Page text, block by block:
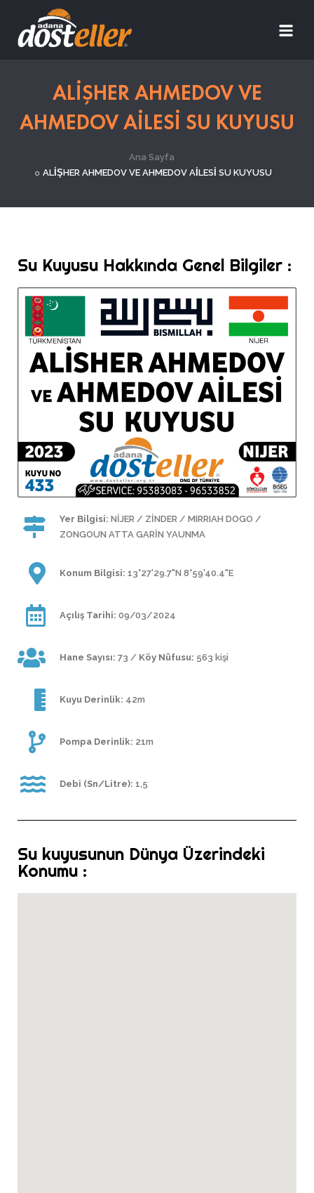
ALİŞHER AHMEDOV VE
AHMEDOV AİLESİ SU KUYUSU
Ana Sayfa
ALİŞHER AHMEDOV VE AHMEDOV AİLESİ SU KUYUSU
Su Kuyusu Hakkında Genel Bilgiler :
Yer Bilgisi: NİJER / ZİNDER / MIRRIAH DOGO /
ZONGOUN ATTA GARİN YAUNMA
Konum Bilgisi: 13°27'29.7"N 8°59'40.4"E
Açılış Tarihi: 09/03/2024
Hane Sayısı: 73 / Köy Nüfusu: 563 kişi
Kuyu Derinlik: 42m
Pompa Derinlik: 21m
Debi (Sn/Litre): 1,5
Su kuyusunun Dünya Üzerindeki
Konumu :